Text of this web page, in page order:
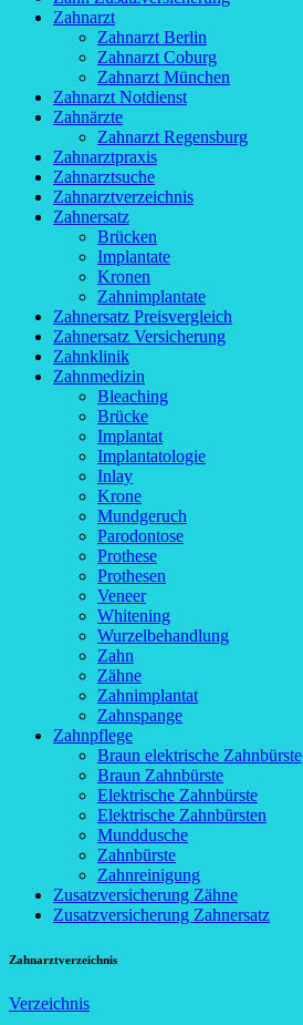
Zahnarzt
Zahnarzt Berlin
Zahnarzt Coburg
Zahnarzt München
Zahnarzt Notdienst
Zahnärzte
Zahnarzt Regensburg
Zahnarztpraxis
Zahnarztsuche
Zahnarztverzeichnis
Zahnersatz
Brücken
Implantate
Kronen
Zahnimplantate
Zahnersatz Preisvergleich
Zahnersatz Versicherung
Zahnklinik
Zahnmedizin
Bleaching
Brücke
Implantat
Implantatologie
Inlay
Krone
Mundgeruch
Parodontose
Prothese
Prothesen
Veneer
Whitening
Wurzelbehandlung
Zahn
Zähne
Zahnimplantat
Zahnspange
Zahnpflege
Braun elektrische Zahnbürste
Braun Zahnbürste
Elektrische Zahnbürste
Elektrische Zahnbürsten
Munddusche
Zahnbürste
Zahnreinigung
Zusatzversicherung Zähne
Zusatzversicherung Zahnersatz
Zahnarztverzeichnis
Verzeichnis